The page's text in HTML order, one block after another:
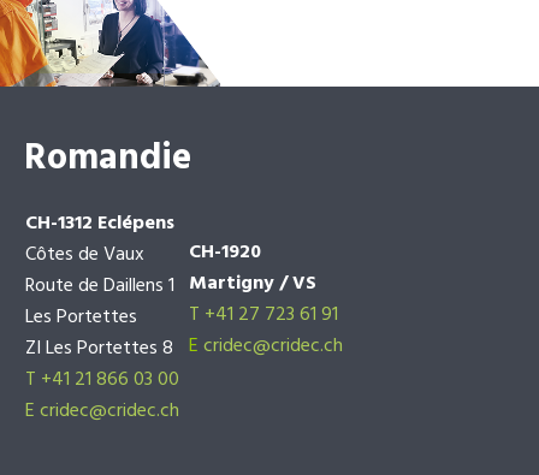
Romandie
CH-1312 Eclépens
Côtes de Vaux
Route de Daillens 1
Les Portettes
ZI Les Portettes 8
T +41 21 866 03 00
Ecridec@cridec.ch
CH-1920
Martigny / VS
T +41 27 723 61 91
Ecridec@cridec.ch